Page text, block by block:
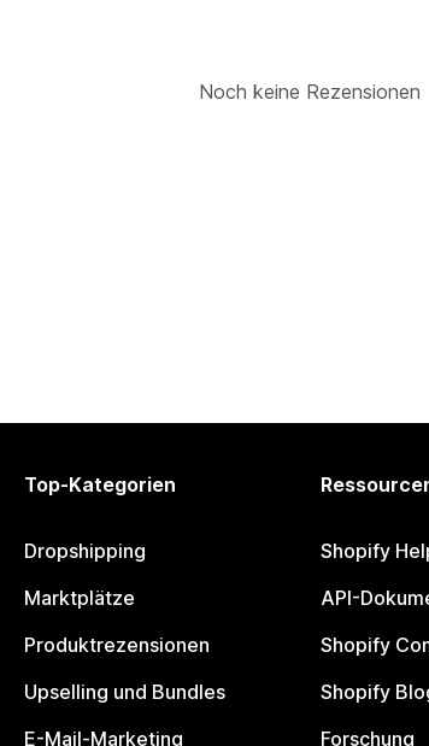
Noch keine Rezensionen
Top-Kategorien
Dropshipping
Marktplätze
Produktrezensionen
Upselling und Bundles
E-Mail-Marketing
Shopify
API-
Shopify
Shopify
Forschung